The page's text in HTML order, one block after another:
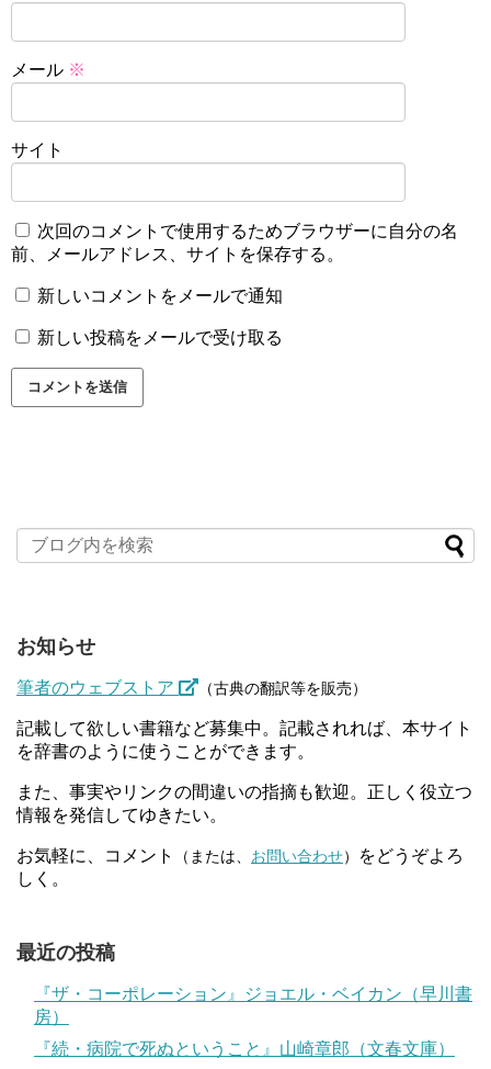
メール ※
サイト
次回のコメントで使用するためブラウザーに自分の名
前、メールアドレス、サイトを保存する。
新しいコメントをメールで通知
新しい投稿をメールで受け取る
お知らせ
筆者のウェブストア （古典の翻訳等を販売）
記載して欲しい書籍など募集中。記載されれば、本サイト
を辞書のように使うことができます。
また、事実やリンクの間違いの指摘も歓迎。正しく役立つ
情報を発信してゆきたい。
お気軽に、コメント （または、 お問い合わせ）
をどうぞよろ
しく。
最近の投稿
『ザ・コーポレーション』ジョエル・ベイカン（早川書
房）
『続・病院で死ぬということ』山崎章郎（文春文庫）